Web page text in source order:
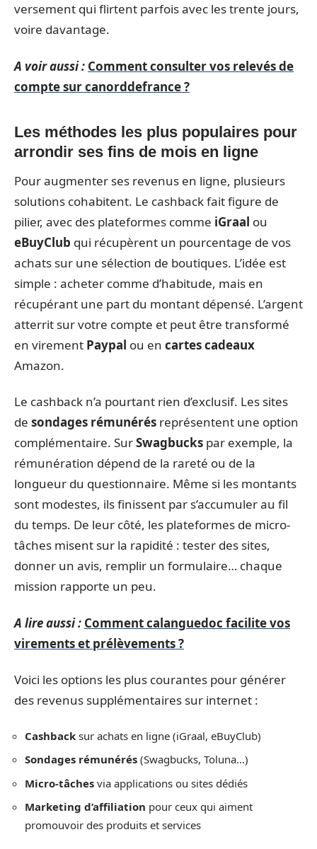
versement qui flirtent parfois avec les trente jours,
voire davantage.
A voir aussi : Comment consulter vos relevés de
compte sur canorddefrance ?
Les méthodes les plus populaires pour
arrondir ses fins de mois en ligne
Pour augmenter ses revenus en ligne, plusieurs
solutions cohabitent. Le cashback fait figure de
pilier, avec des plateformes comme iGraal ou
eBuyClub qui récupèrent un pourcentage de vos
achats sur une sélection de boutiques. L’idée est
simple : acheter comme d’habitude, mais en
récupérant une part du montant dépensé. L’argent
atterrit sur votre compte et peut être transformé
en virement Paypal ou en cartes cadeaux
Amazon.
Le cashback n’a pourtant rien d’exclusif. Les sites
de sondages rémunérés représentent une option
complémentaire. SurSwagbucks par exemple, la
rémunération dépend de la rareté ou de la
longueur du questionnaire. Même si les montants
sont modestes, ils finissent par s’accumuler au fil
du temps. De leur côté, les plateformes de micro-
tâches misent sur la rapidité : tester des sites,
donner un avis, remplir un formulaire… chaque
mission rapporte un peu.
A lire aussi : Comment calanguedoc facilite vos
virements et prélèvements ?
Voici les options les plus courantes pour générer
des revenus supplémentaires sur internet :
Cashback sur achats en ligne (iGraal, eBuyClub)
Sondages rémunérés (Swagbucks, Toluna…)
Micro-tâches via applications ou sites dédiés
Marketing d’affiliation pour ceux qui aiment
promouvoir des produits et services